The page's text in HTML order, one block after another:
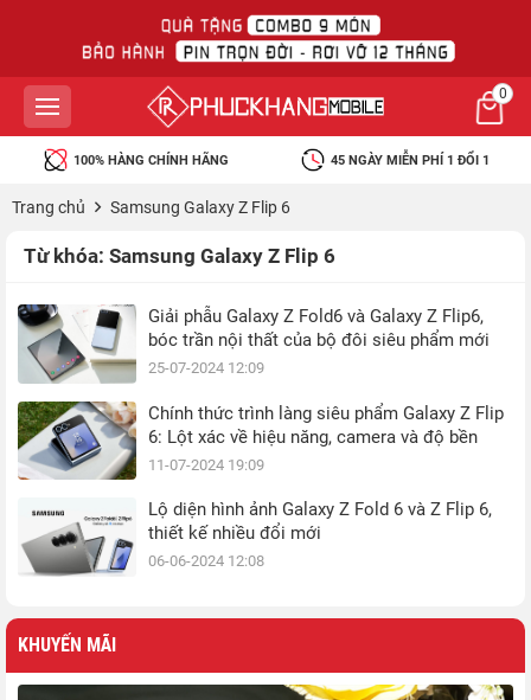
0
100% HÀNG CHÍNH HÃNG 45 NGÀY MIỄN PHÍ 1 ĐỔI 1
Trang chủ Samsung Galaxy Z Flip 6
Từ khóa: Samsung Galaxy Z Flip 6
Giải phẫu Galaxy Z Fold6 và Galaxy Z Flip6,
bóc trần nội thất của bộ đôi siêu phẩm mới
25-07-2024 12:09
Chính thức trình làng siêu phẩm Galaxy Z Flip
6: Lột xác về hiệu năng, camera và độ bền
11-07-2024 19:09
Lộ diện hình ảnh Galaxy Z Fold 6 và Z Flip 6,
thiết kế nhiều đổi mới
06-06-2024 12:08
KHUYẾN MÃI